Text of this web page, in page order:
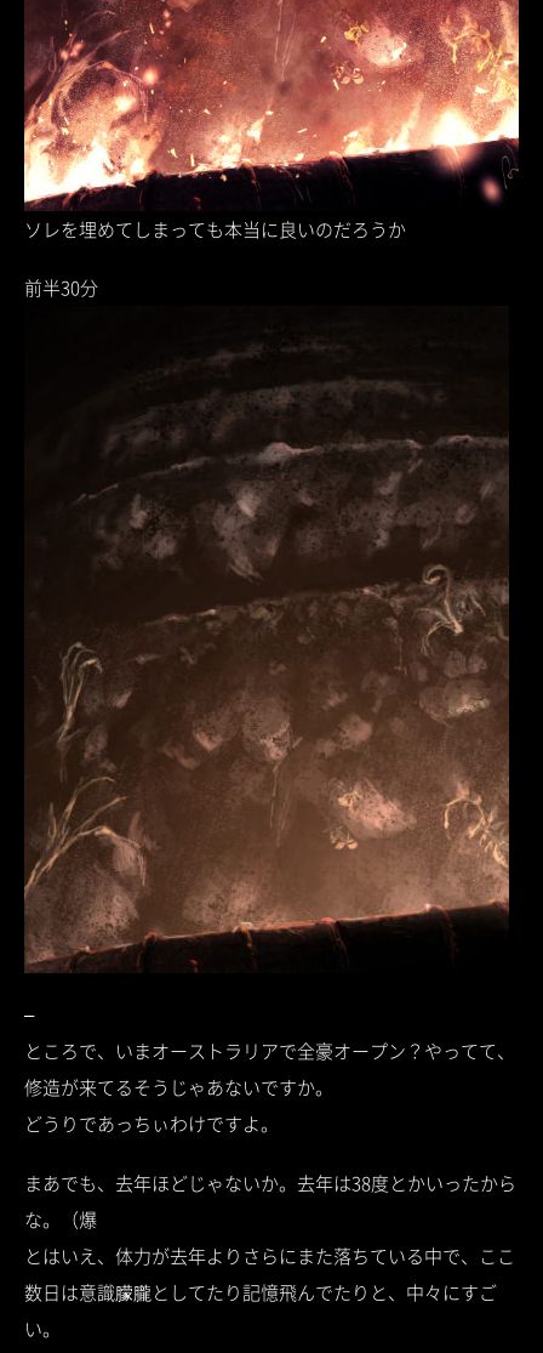
ソレを埋めてしまっても本当に良いのだろうか
前半30分
–
ところで、いまオーストラリアで全豪オープン？やってて、
修造が来てるそうじゃあないですか。
どうりであっちぃわけですよ。
まあでも、去年ほどじゃないか。去年は38度とかいったから
な。（爆
とはいえ、体力が去年よりさらにまた落ちている中で、ここ
数日は意識朦朧としてたり記憶飛んでたりと、中々にすご
い。